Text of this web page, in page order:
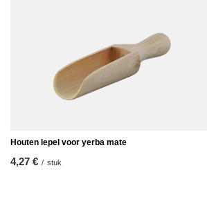
Houten lepel voor yerba mate
4,27 € / stuk